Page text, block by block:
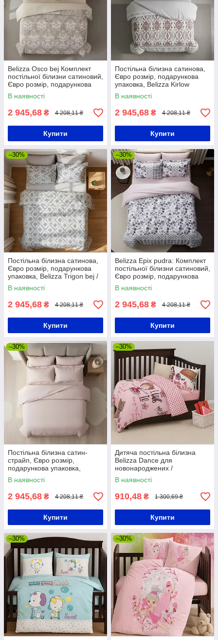
Belizza Osco bej Комплект
постільної білизни сатиновий,
Євро розмір, подарункова
упаковка / Комплект
постільної білизни
В наявності
2 945,68 ₴ 4 208,11 ₴
Купити
Постільна білизна сатинова,
Євро розмір, подарункова
упаковка, Belizza Kirlow
kiremit / Комплект постільної
білизни
В наявності
2 945,68 ₴ 4 208,11 ₴
Купити
–30%
Постільна білизна сатинова,
Євро розмір, подарункова
упаковка, Belizza Trigon bej /
Комплект постільної білизни
В наявності
2 945,68 ₴ 4 208,11 ₴
Купити
–30%
Belizza Epix pudra: Комплект
постільної білизни сатиновий,
Євро розмір, подарункова
упаковка / Комплект
постільної білизни
В наявності
2 945,68 ₴ 4 208,11 ₴
Купити
–30%
Постільна білизна сатин-
страйп, Євро розмір,
подарункова упаковка,
Belizza Line pembe /
Комплект постільної білизни
В наявності
2 945,68 ₴ 4 208,11 ₴
Купити
–30%
Дитяча постільна білизна
Belizza Dance для
новонароджених /
Подарунковий набір в дитяче
ліжечко
В наявності
910,48 ₴ 1 300,69 ₴
Купити
–30% –30%